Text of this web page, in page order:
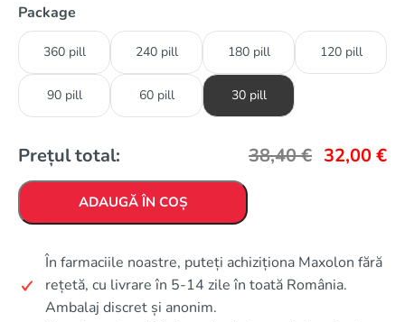
Package
360 pill 240 pill 180 pill 120 pill
90 pill 60 pill 30 pill
Prețul total: 38,40€ 32,00€
ADAUGĂ ÎN COȘ
În farmaciile noastre, puteți achiziționa Maxolon fără
rețetă, cu livrare în 5-14 zile în toată România.
Ambalaj discret și anonim.